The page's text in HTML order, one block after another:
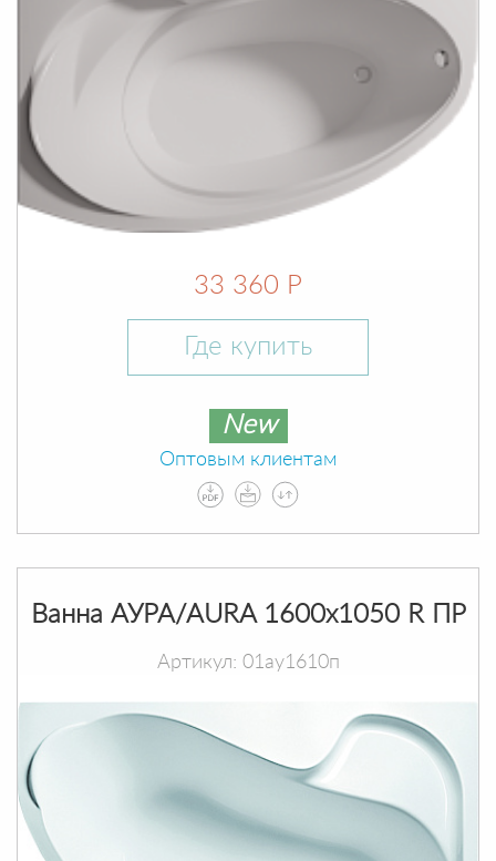
33 360 Р
Где купить
New
Оптовым клиентам
Ванна АУРА/AURA 1600х1050 R ПР
Артикул: 01ау1610п